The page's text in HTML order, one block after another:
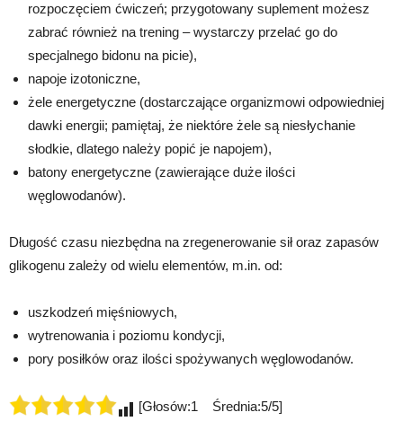
rozpoczęciem ćwiczeń; przygotowany suplement możesz
zabrać również na trening – wystarczy przelać go do
specjalnego bidonu na picie),
napoje izotoniczne,
żele energetyczne (dostarczające organizmowi odpowiedniej
dawki energii; pamiętaj, że niektóre żele są niesłychanie
słodkie, dlatego należy popić je napojem),
batony energetyczne (zawierające duże ilości
węglowodanów).
Długość czasu niezbędna na zregenerowanie sił oraz zapasów
glikogenu zależy od wielu elementów, m.in. od:
uszkodzeń mięśniowych,
wytrenowania i poziomu kondycji,
pory posiłków oraz ilości spożywanych węglowodanów.
[Głosów:1 Średnia:5/5]